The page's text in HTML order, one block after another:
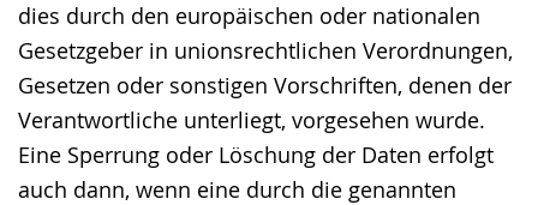
dies durch den europäischen oder nationalen
Gesetzgeber in unionsrechtlichen Verordnungen,
Gesetzen oder sonstigen Vorschriften, denen der
Verantwortliche unterliegt, vorgesehen wurde.
Eine Sperrung oder Löschung der Daten erfolgt
auch dann, wenn eine durch die genannten